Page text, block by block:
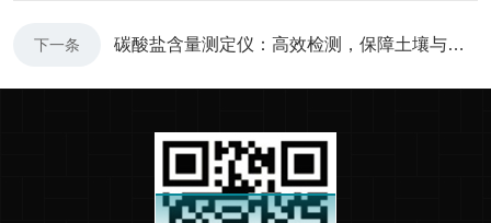
下一条 碳酸盐含量测定仪：高效检测，保障土壤与水质质量